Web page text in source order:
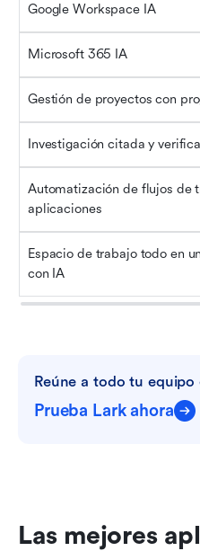
Google Workspace IA
Microsoft 365 IA
Gestión de proyectos con
Investigación citada y
Automatización de flujos de
aplicaciones
Espacio de trabajo todo en
con IA
Reúne a todo tu equipo
Prueba Lark ahora
Las mejores